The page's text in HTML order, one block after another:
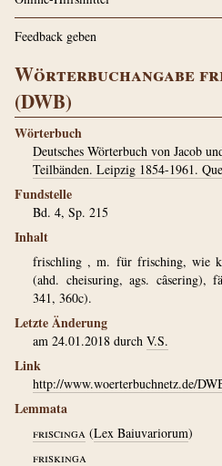
Feedback geben
Wörterbuchangabe
(DWB)
Wörterbuch
Deutsches Wörterbuch von Jacob
Teilbänden. Leipzig 1854-1961.
Fundstelle
Bd. 4, Sp. 215
Inhalt
frischling , m. für frisching, wie
(ahd. cheisuring, ags. câsering),
341, 360c).
Letzte Änderung
am 24.01.2018 durch V.S.
Link
http://www.woerterbuchnetz.de/
Lemmata
friscinga (Lex Baiuvariorum)
friskinga